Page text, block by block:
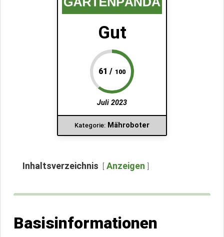
Gut
61 / 100
Juli 2023
Kategorie: Mähroboter
Inhaltsverzeichnis Anzeigen
Basisinformationen